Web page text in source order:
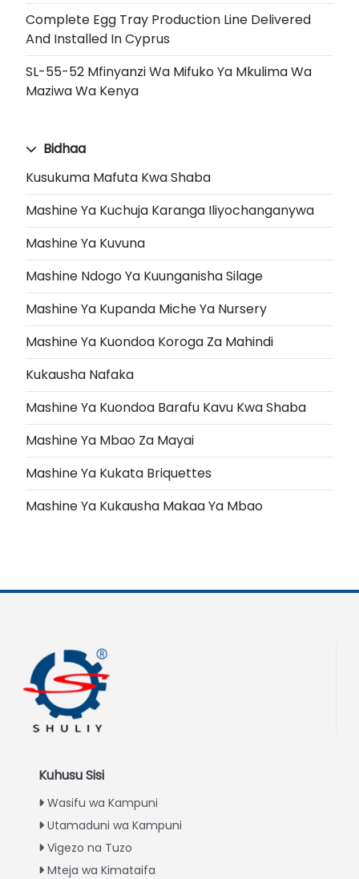
Complete Egg Tray Production Line Delivered
And Installed In Cyprus
SL-55-52 Mfinyanzi Wa Mifuko Ya Mkulima Wa
Maziwa Wa Kenya
Bidhaa
Kusukuma Mafuta Kwa Shaba
Mashine Ya Kuchuja Karanga Iliyochanganywa
Mashine Ya Kuvuna
Mashine Ndogo Ya Kuunganisha Silage
Mashine Ya Kupanda Miche Ya Nursery
Mashine Ya Kuondoa Koroga Za Mahindi
Kukausha Nafaka
Mashine Ya Kuondoa Barafu Kavu Kwa Shaba
Mashine Ya Mbao Za Mayai
Mashine Ya Kukata Briquettes
Mashine Ya Kukausha Makaa Ya Mbao
Kuhusu Sisi
Wasifu wa Kampuni
Utamaduni wa Kampuni
Vigezo na Tuzo
Mteja wa Kimataifa